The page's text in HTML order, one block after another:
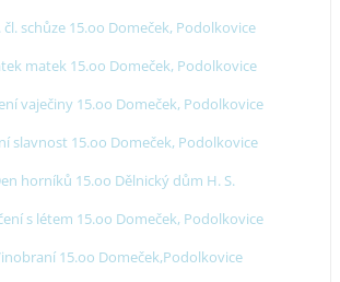
čl. schůze 15.oo Domeček, Podolkovice
matek 15.oo Domeček, Podolkovice
vaječiny 15.oo Domeček, Podolkovice
slavnost 15.oo Domeček, Podolkovice
horníků 15.oo Dělnický dům H. S.
s létem 15.oo Domeček, Podolkovice
15.oo Domeček,Podolkovice